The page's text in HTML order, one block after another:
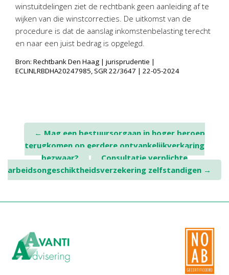
winstuitdelingen ziet de rechtbank geen aanleiding af te
wijken van die winstcorrecties. De uitkomst van de
procedure is dat de aanslag inkomstenbelasting terecht
en naar een juist bedrag is opgelegd.
Bron: Rechtbank Den Haag | jurisprudentie |
ECLINLRBDHA20247985, SGR 22/3647 | 22-05-2024
navigation
← Mag een bestuursorgaan in hoger beroep
terugkomen op eerdere ontvankelijkverkaring
bezwaar?
Consultatie verplichte
arbeidsongeschiktheidsverzekering zelfstandigen →